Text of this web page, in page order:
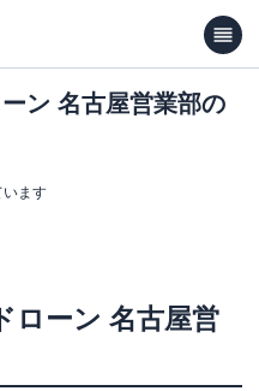
ン 名古屋営業部の
います
ローン 名古屋営